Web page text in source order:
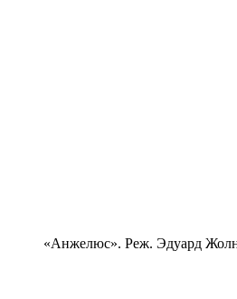
«Анжелюс». Реж. Эдуард